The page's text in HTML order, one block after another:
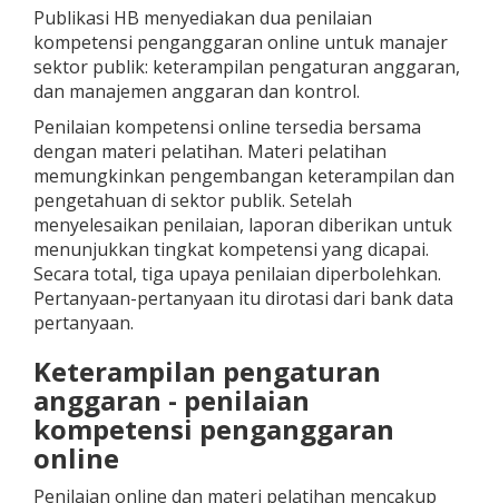
Publikasi HB menyediakan dua penilaian
kompetensi penganggaran online untuk manajer
sektor publik: keterampilan pengaturan anggaran,
dan manajemen anggaran dan kontrol.
Penilaian kompetensi online tersedia bersama
dengan materi pelatihan. Materi pelatihan
memungkinkan pengembangan keterampilan dan
pengetahuan di sektor publik. Setelah
menyelesaikan penilaian, laporan diberikan untuk
menunjukkan tingkat kompetensi yang dicapai.
Secara total, tiga upaya penilaian diperbolehkan.
Pertanyaan-pertanyaan itu dirotasi dari bank data
pertanyaan.
Keterampilan pengaturan
anggaran - penilaian
kompetensi penganggaran
online
Penilaian online dan materi pelatihan mencakup